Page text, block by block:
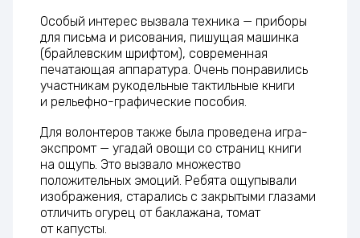
Особый интерес вызвала техника — приборы
для письма и рисования, пишущая машинка
(брайлевским шрифтом), современная
печатающая аппаратура. Очень понравились
участникам рукодельные тактильные книги
и рельефно-графические пособия.
Для волонтеров также была проведена игра-
экспромт — угадай овощи со страниц книги
на ощупь. Это вызвало множество
положительных эмоций. Ребята ощупывали
изображения, старались с закрытыми глазами
отличить огурец от баклажана, томат
от капусты.